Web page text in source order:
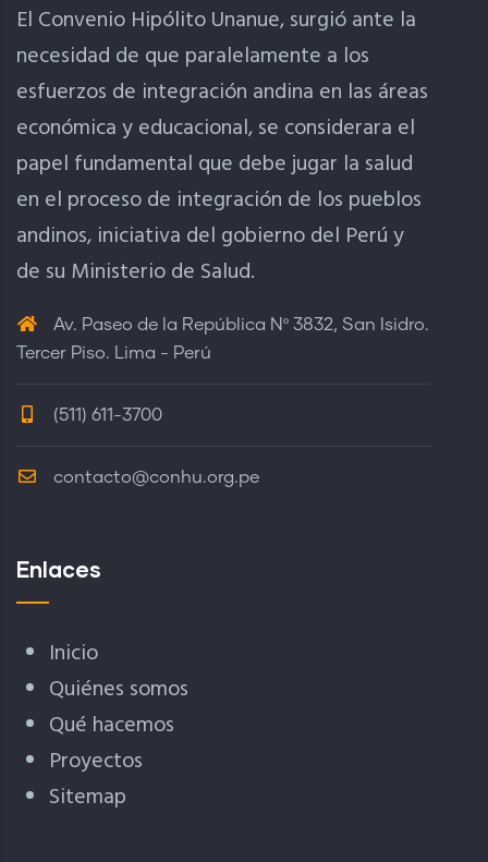
El Convenio Hipólito Unanue, surgió ante la
necesidad de que paralelamente a los
esfuerzos de integración andina en las áreas
económica y educacional, se considerara el
papel fundamental que debe jugar la salud
en el proceso de integración de los pueblos
andinos, iniciativa del gobierno del Perú y
de su Ministerio de Salud.
Av. Paseo de la República Nº 3832, San Isidro.
Tercer Piso. Lima - Perú
(511) 611-3700
contacto@conhu.org.pe
Enlaces
Inicio
Quiénes somos
Qué hacemos
Proyectos
Sitemap